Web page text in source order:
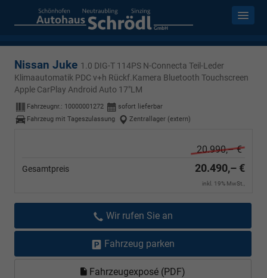
Nissan Juke 1.0 DIG-T 114PS N-Connecta Teil-Leder
Klimaautomatik PDC v+h Rückf.Kamera Bluetooth Touchscreen
Apple CarPlay Android Auto 17"LM
Fahrzeugnr.: 10000001272
sofort lieferbar
Fahrzeug mit Tageszulassung
Zentrallager (extern)
20.990,– €
Gesamtpreis 20.490,– €
inkl. 19% MwSt.,
Wir rufen Sie an
Fahrzeug parken
Fahrzeugexposé (PDF)